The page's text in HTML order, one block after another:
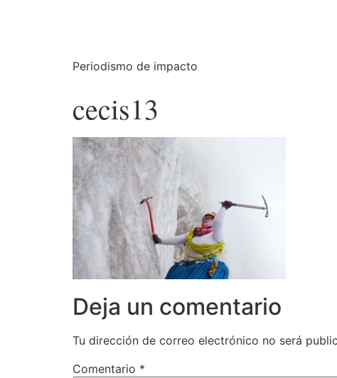
Periodismo de impacto
cecis13
Deja un comentario
Tu dirección de correo electrónico no será
Comentario *